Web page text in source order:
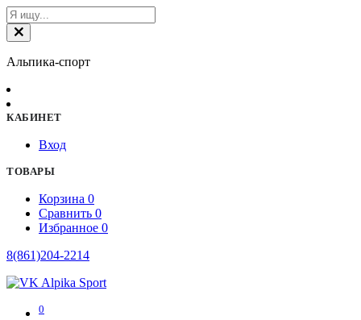
Альпика-спорт
КАБИНЕТ
Вход
ТОВАРЫ
Корзина 0
Сравнить 0
Избранное 0
8(861)204-2214
0